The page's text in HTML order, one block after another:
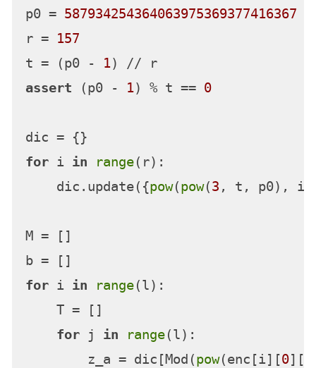
p0 = 587934254364063975369377416367
r = 157
t = (p0 - 1
) // r
assert (p0 - 1) % t == 0
for i in range(r):
    dic.update({
pow(pow(3 , t, p0), i,
M = []
for i in range(l):
    T = []
for j in range(l):
        z_a = dic[Mod(
pow(enc[i][0